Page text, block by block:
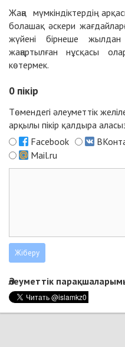
Жаңа мүмкіндіктердің
болашақ әскери
жүйені бірнеше
жаңартылған нұсқасы
көтермек.
0 пікір
Төмендегі әлеуметтік
арқылы пікір қалдыра
Facebook
Mail.ru
Әлеуметтік